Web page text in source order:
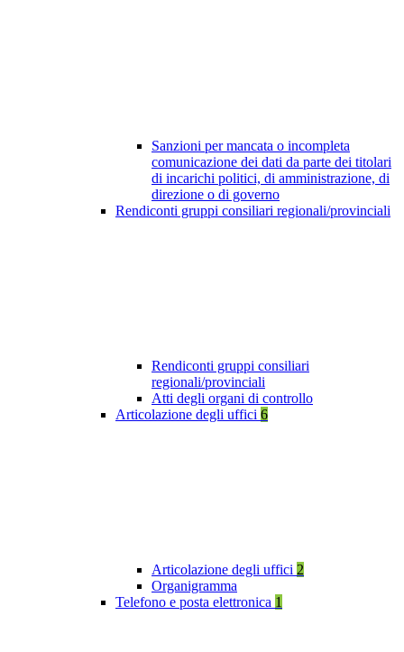
Sanzioni per mancata o incompleta
comunicazione dei dati da parte dei titolari
di incarichi politici, di amministrazione, di
direzione o di governo
Rendiconti gruppi consiliari regionali/provinciali
Rendiconti gruppi consiliari
regionali/provinciali
Atti degli organi di controllo
Articolazione degli uffici 6
Articolazione degli uffici 2
Organigramma
Telefono e posta elettronica 1